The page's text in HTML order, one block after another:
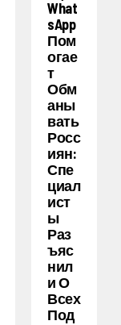
What
SApp
Пом
Огае
Т
Обм
Аны
Вать
Росс
Иян:
Спе
Циал
Ист
Ы
Раз
Ъяс
Нил
И О
Всех
Под